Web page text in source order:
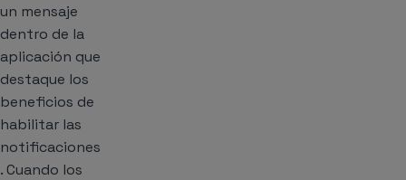
un mensaje
dentro de la
aplicación que
destaque los
beneficios de
habilitar las
notificaciones
. Cuando los